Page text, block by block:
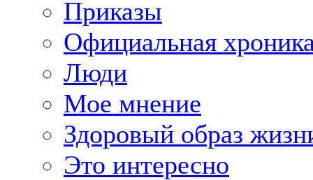
Приказы
Официальная
Люди
Мое мнение
Здоровый образ
Это интересно